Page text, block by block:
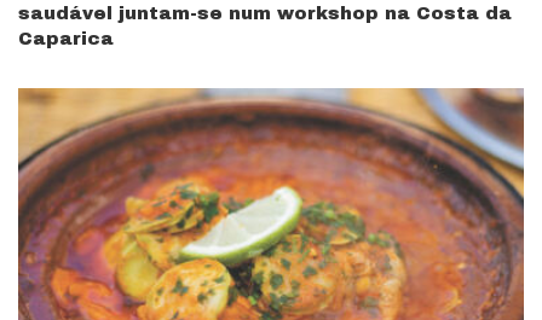
saudável juntam-se num workshop na Costa da
Caparica